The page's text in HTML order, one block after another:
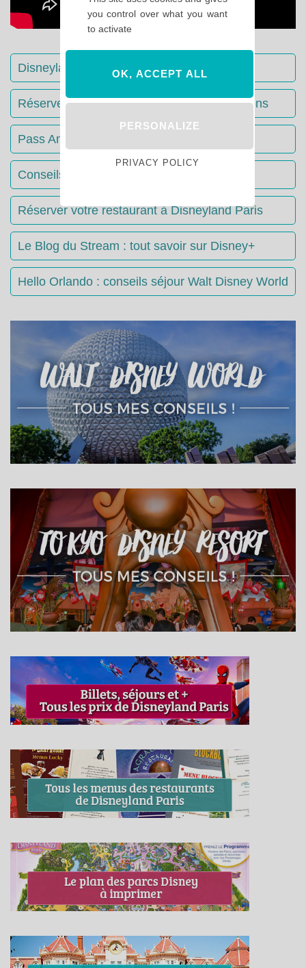
Disneyland Paris : Le guide complet
Réserver votre séjour : toutes les informations
Pass Annuels Disney : informations
Conseils & Astuces Disneyland Paris
Réserver votre restaurant à Disneyland Paris
Le Blog du Stream : tout savoir sur Disney+
Hello Orlando : conseils séjour Walt Disney World
you control over what you want
to activate
OK, ACCEPT ALL
PERSONALIZE
PRIVACY POLICY